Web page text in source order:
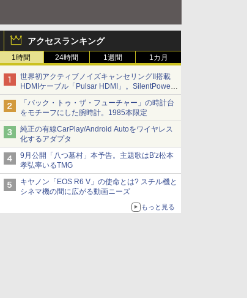
アクセスランキング
1時間 24時間 1週間 1カ月
世界初アクティブノイズキャンセリングII搭載
HDMIケーブル「Pulsar HDMI」。SilentPower
から
「バック・トゥ・ザ・フューチャー」の時計台
をモチーフにした腕時計。1985本限定
純正の有線CarPlay/Android Autoをワイヤレス
化するアダプタ
9月公開「八つ墓村」本予告。主題歌はB'z松本
孝弘率いるTMG
キヤノン「EOS R6 V」の使命とは? スチル機と
シネマ機の間に広がる動画ニーズ
もっと見る